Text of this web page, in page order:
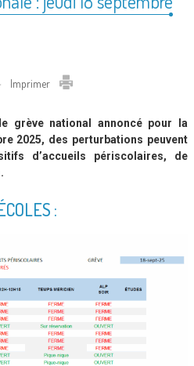
Imprimer
grève national annoncé pour la
2025, des perturbations peuvent
d’accueils périscolaires, de
: